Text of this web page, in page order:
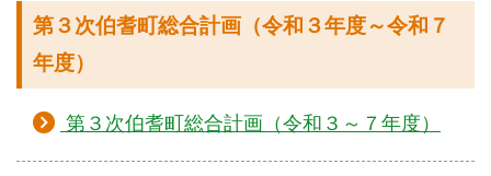
第３次伯耆町総合計画（令和３年度～令和７
年度）
第３次伯耆町総合計画（令和３～７年度）